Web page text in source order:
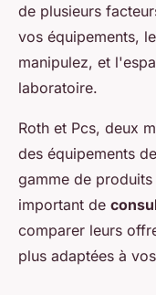
de plusieurs
vos équipements,
manipulez, et
laboratoire.
Roth et Pcs, deux
des équipements
gamme de
important de
comparer leurs
plus adaptées à